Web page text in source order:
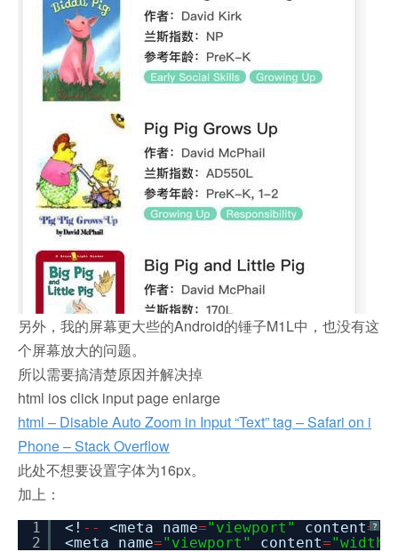
另外，我的屏幕更大些的Android的锤子M1L中，也没有这
个屏幕放大的问题。
所以需要搞清楚原因并解决掉
html ios click input page enlarge
html – Disable Auto Zoom in Input “Text” tag – Safari on i
Phone – Stack Overflow
此处不想要设置字体为16px。
加上：
?
1
2
<! - - <meta name="viewport" content=
<meta name="viewport" content=